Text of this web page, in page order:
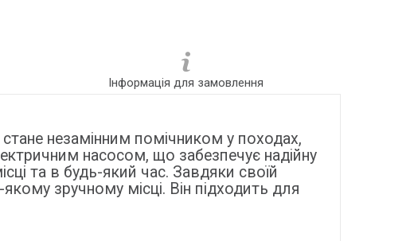
Інформація для замовлення
незамінним помічником у походах,
насосом, що забезпечує надійну
та в будь-який час. Завдяки своїй
зручному місці. Він підходить для